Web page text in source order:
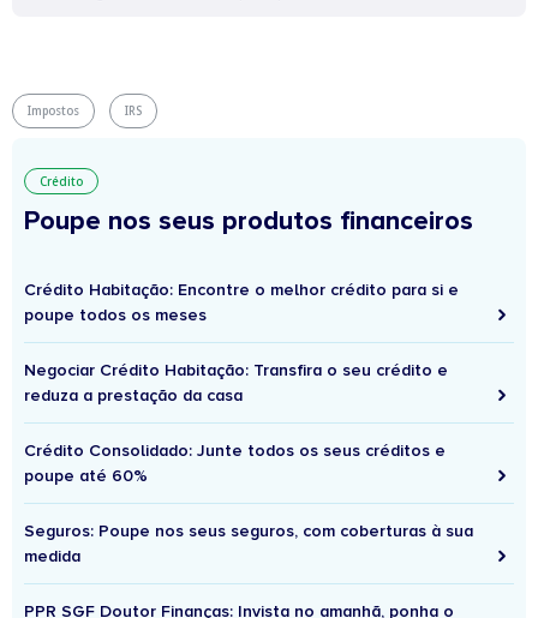
Impostos IRS
Crédito
Poupe nos seus produtos financeiros
Crédito Habitação: Encontre o melhor crédito para si e
poupe todos os meses
Negociar Crédito Habitação: Transfira o seu crédito e
reduza a prestação da casa
Crédito Consolidado: Junte todos os seus créditos e
poupe até 60%
Seguros: Poupe nos seus seguros, com coberturas à sua
medida
PPR SGF Doutor Finanças: Invista no amanhã, ponha o